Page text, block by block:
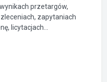
przetargów,
zapytaniach
licytacjach...